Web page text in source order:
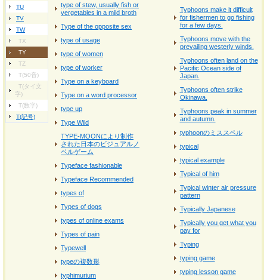
TU
TV
TW
TX
TY
TZ
T(50音)
T(タイ文
字)
T(数字)
T(記号)
type of stew, usually fish or
vergetables in a mild broth
Type of the opposite sex
type of usage
type of women
type of worker
Type on a keyboard
Type on a word processor
type up
Type Wild
TYPE-MOONにより制作
された日本のビジュアルノ
ベルゲーム
Typeface fashionable
Typeface Recommended
types of
Types of dogs
types of online exams
Types of pain
Typewell
typeの複数形
typhimurium
Typhoons make it difficult
for fishermen to go fishing
for a few days.
Typhoons move with the
prevailing westerly winds.
Typhoons often land on the
Pacific Ocean side of
Japan.
Typhoons often strike
Okinawa.
Typhoons peak in summer
and autumn.
typhoonのミススペル
typical
typical example
Typical of him
Typical winter air pressure
pattern
Typically Japanese
Typically you get what you
pay for
Typing
typing game
typing lesson game